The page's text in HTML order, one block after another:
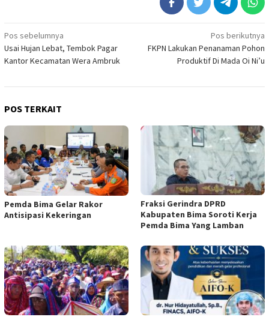
Navigasi
pos
Pos sebelumnya
Usai Hujan Lebat, Tembok Pagar
Kantor Kecamatan Wera Ambruk
Pos berikutnya
FKPN Lakukan Penanaman Pohon
Produktif Di Mada Oi Ni’u
POS TERKAIT
Pemda Bima Gelar Rakor
Antisipasi Kekeringan
Fraksi Gerindra DPRD
Kabupaten Bima Soroti Kerja
Pemda Bima Yang Lamban